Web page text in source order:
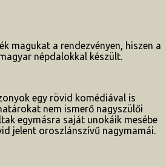
magukat a rendezvényen, hiszen a
népdalokkal készült.
egy rövid komédiával is
nem ismerő nagyszülői
egymásra saját unokáik mesébe
jelent oroszlánszívű nagymamái.